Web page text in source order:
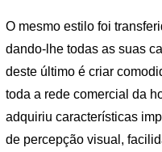
O mesmo estilo foi
dando-lhe todas as suas
deste último é criar
toda a rede comercial da
adquiriu características
de percepção visual,